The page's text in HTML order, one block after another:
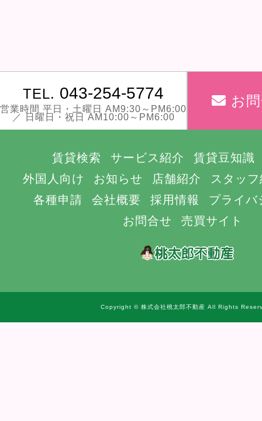
TEL. 043-254-5774
営業時間 平日・土曜日 AM9:30～PM6:00
／ 日曜日・祝日 AM10:00～PM6:00
お
賃貸検索 サービス紹介
賃貸豆知識
外国人向け
お知らせ 店舗紹介
スタッ
各種申請
会社概要 採用情報
プライバ
お問合せ
売買サイト
Copyright © 株式会社桃太郎不動産 All Rights